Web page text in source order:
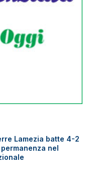
Lamezia batte 4-2
nel